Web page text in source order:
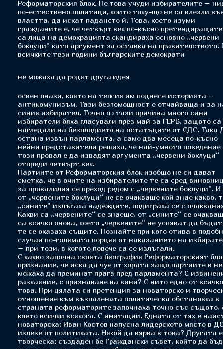
Реформаторския блок. Не това учуди избирателите –
по-естествено политици, които току-що не са влезли
властта, да искат падането й. Това, което изуми
гражданите е, че четвърт век по-късно
са лица на демокрацията скандираха основно „червени
боклуци“ като аргумент за оставка на правителството.
всичките тези години българските демократи
не можаха да родят друга идея
освен онази, която на тепсия им поднесе историята –
антикомунизъм. Тази безпомощност е отчайваща и за
синия избирател. Точно по тази причина много сини
избиратели бяха гласували през май за ГЕРБ, защото са
нагледали на безплодието на остатъците от СДС. Така
остана извън парламента, а само два месеца по-късно
нейни представители решиха, че най-умното поведение
този провал е да извадят аргумента „червени боклуци“
отпреди четвърт век.
Партиите от Реформаторския блок изобщо не си дават
сметка, че в очите на избирателите те са сред
за провалилия се преход редом с „червените боклуци“. И
от „червените боклуци“ не се очакваше кой знае какво,
„сините“ излъгаха надеждите, подиграха се с
Какви са „червените“ се знаеше, от „сините“ се
са всичко онова, което „червените“ не успяват да
те се оказаха същите. Познайте при кого отива в
случаи по-голямата порция от наказанието на
– при този, в когото повече са се излъгали.
С какво започна своята биография Реформаторският
признание, че иска да чуе от хората защо партиите в
можаха да преминат прага пред парламента? С
разкаяние, с признаване на вини? С нито едно от всичко
това. При цялата си претенция за новаторско и
отношение към възпалената политическа обстановка в
страната реформаторите започнаха точно със същото,
което всички всякога. С имитации. Едната от тях е
новаторска: Иван Костов напусна лидерското място в
излезе от политиката. Някой да вярва в това? Другата е
творческа: създаден бе Граждански съвет, който да